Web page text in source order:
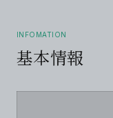
INFOMATION
基本情報